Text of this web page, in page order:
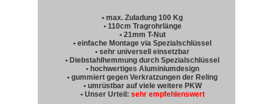
• max. Zuladung 100 Kg
• 110cm Tragrohrlänge
• 21mm T-Nut
• einfache Montage via Spezialschlüssel
• sehr universell einsetzbar
• Diebstahlhemmung durch Spezialschlüssel
• hochwertiges Aluminiumdesign
• gummiert gegen Verkratzungen der Reling
• umrüstbar auf viele weitere PKW
• Unser Urteil: sehr empfehlenswert